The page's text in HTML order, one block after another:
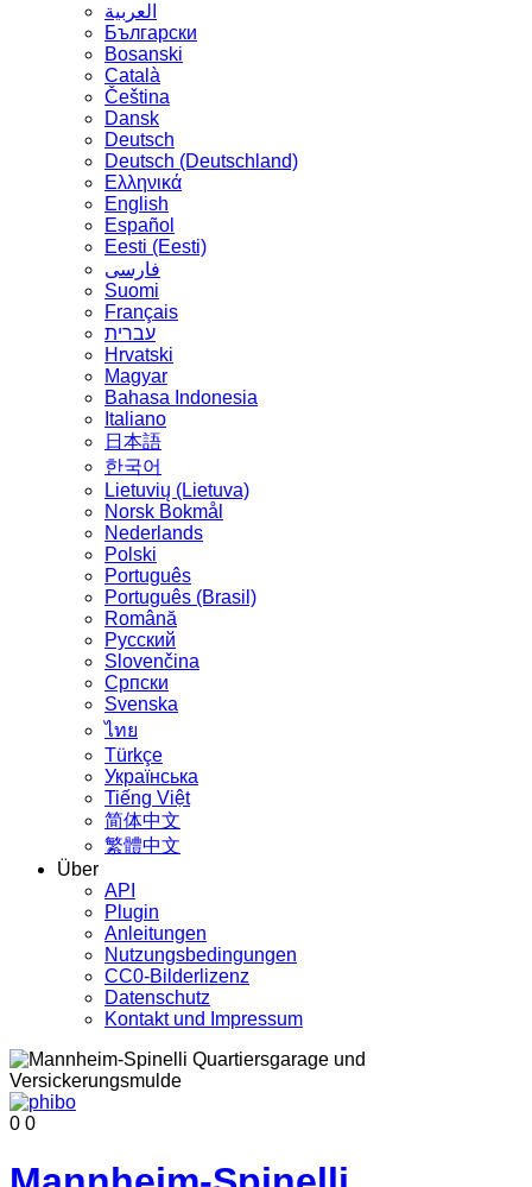
العربية
Български
Bosanski
Сatalà
Čeština
Dansk
Deutsch
Deutsch (Deutschland)
Ελληνικά
English
Español
Eesti (Eesti)
فارسی
Suomi
Français
עברית
Hrvatski
Magyar
Bahasa Indonesia
Italiano
日本語
한국어
Lietuvių (Lietuva)
‪Norsk Bokmål‬
Nederlands
Polski
Português
Português (Brasil)
Română
Русский
Slovenčina
Српски
Svenska
ไทย
Türkçe
Українська
Tiếng Việt
简体中文
繁體中文
Über
API
Plugin
Anleitungen
Nutzungsbedingungen
CC0-Bilderlizenz
Datenschutz
Kontakt und Impressum
0 0